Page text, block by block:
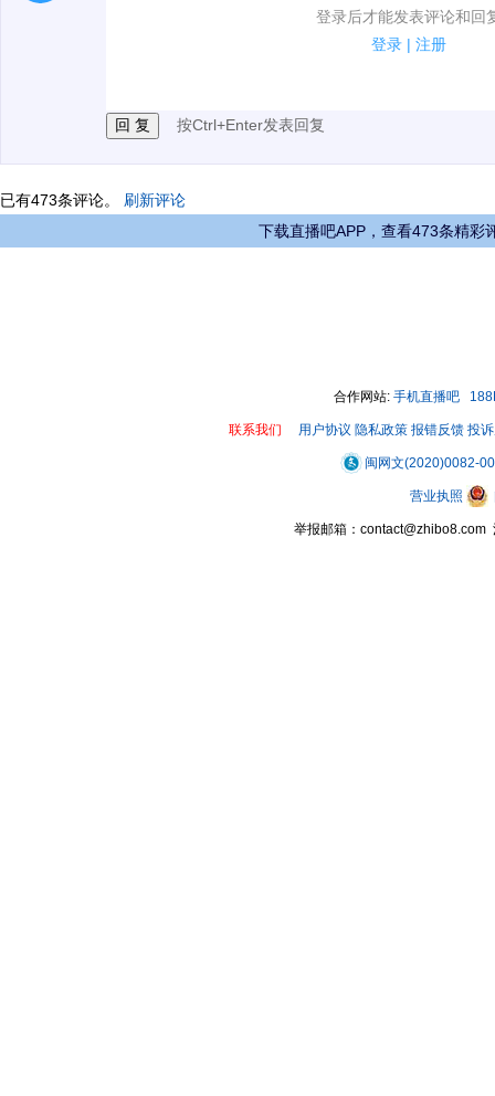
登录后才能发表评论和回
登录 | 注册
1.电脑端新用户可以发表评论了！
按Ctrl+Enter发表回复
已有473条评论。 刷新评论
下载直播吧APP，查看473条精彩
合作网站: 手机直播吧
联系我们 用户协议 隐私政策 报错反馈 投
闽网文(2020)0082-
营业执照
举报邮箱：